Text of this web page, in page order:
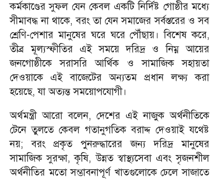
কর্মকাণ্ডের সুফল যেন কেবল একটি নির্দিষ্ট গোষ্ঠীর মধ্যে
সীমাবদ্ধ না থাকে, বরং তা যেন সমাজের সর্বস্তরের ও সব
শ্রেণি-পেশার মানুষের ঘরে ঘরে পৌঁছায়। বিশেষ করে,
তীব্র মূল্যস্ফীতির এই সময়ে দরিদ্র ও নিম্ন আয়ের
জনগোষ্ঠীকে সরাসরি আর্থিক ও সামাজিক সহায়তা
দেওয়াকে এই বাজেটের অন্যতম প্রধান লক্ষ্য করা
হয়েছে, যা অত্যন্ত সময়োপযোগী।
অর্থমন্ত্রী আরো বলেন, দেশের এই নাজুক অর্থনীতিকে
টেনে তুলতে কেবল গতানুগতিক বরাদ্দ দেওয়াই যথেষ্ট
নয়; বরং প্রকৃত পুনরুদ্ধারের জন্য দরিদ্র মানুষের
সামাজিক সুরক্ষা, কৃষি, উন্নত স্বাস্থ্যসেবা এবং সৃজনশীল
অর্থনীতির মতো সম্ভাবনাপূর্ণ খাতগুলোকে ঢেলে সাজাতে